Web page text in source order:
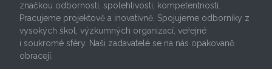
značkou odbornosti, spolehlivosti, kompetentnosti.
Pracujeme projektově a inovativně. Spojujeme odborníky z
vysokých škol, výzkumných organizací, veřejné
i soukromé sféry. Naši zadavatelé se na nás opakovaně
obracejí.